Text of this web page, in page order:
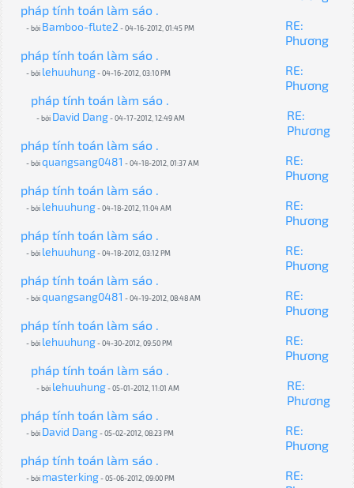
pháp tính toán làm sáo .
- bởi Bamboo-flute2 - 04-16-2012, 01:45 PM
RE:
Phương
pháp tính toán làm sáo .
- bởi lehuuhung- 04-16-2012, 03:10 PM
RE:
Phương
pháp tính toán làm sáo .
- bởi David Dang- 04-17-2012, 12:49 AM
RE:
Phương
pháp tính toán làm sáo .
- bởiquangsang0481 - 04-18-2012, 01:37 AM
RE:
Phương
pháp tính toán làm sáo .
- bởi lehuuhung- 04-18-2012, 11:04 AM
RE:
Phương
pháp tính toán làm sáo .
- bởi lehuuhung- 04-18-2012, 03:12 PM
RE:
Phương
pháp tính toán làm sáo .
- bởiquangsang0481 - 04-19-2012, 08:48 AM
RE:
Phương
pháp tính toán làm sáo .
- bởi lehuuhung- 04-30-2012, 09:50 PM
RE:
Phương
pháp tính toán làm sáo .
- bởi lehuuhung- 05-01-2012, 11:01 AM
RE:
Phương
pháp tính toán làm sáo .
- bởi David Dang- 05-02-2012, 08:23 PM
RE:
Phương
pháp tính toán làm sáo .
- bởi masterking- 05-06-2012, 09:00 PM
RE: